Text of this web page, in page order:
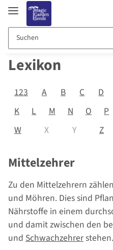
Lexikon
123 A B C D
K
L M N O P
W
X Y Z
Mittelzehrer
Zu den Mittelzehrern
und Möhren. Dies sind
Nährstoffe in einem
und damit zwischen den
und Schwachzehrerstehen.